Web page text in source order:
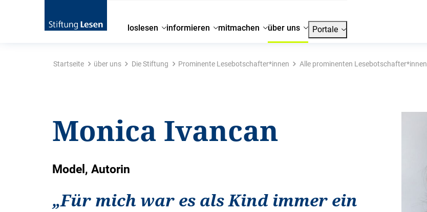
loslesen informieren mitmachen über uns Portale
Startseite über uns Die Stiftung Prominente Lesebotschafter*innen Alle prominenten Lesebotschafter*innen
Monica Ivancan
Model, Autorin
„Für mich war es als Kind immer ein